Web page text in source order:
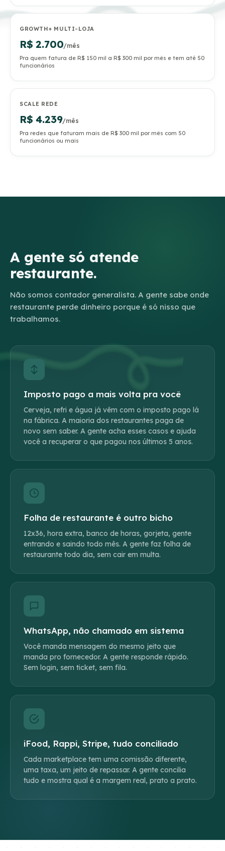
GROWTH+ MULTI-LOJA
R$ 2.700/mês
Pra quem fatura de R$ 150 mil a R$ 300 mil por mês e tem até 50
funcionários
SCALE REDE
R$ 4.239/mês
Pra redes que faturam mais de R$ 300 mil por mês com 50
funcionários ou mais
A gente só atende
restaurante.
Não somos contador generalista. A gente sabe onde
restaurante perde dinheiro porque é só nisso que
trabalhamos.
Imposto pago a mais volta pra você
Cerveja, refri e água já vêm com o imposto pago lá
na fábrica. A maioria dos restaurantes paga de
novo sem saber. A gente acha esses casos e ajuda
você a recuperar o que pagou nos últimos 5 anos.
Folha de restaurante é outro bicho
12x36, hora extra, banco de horas, gorjeta, gente
entrando e saindo todo mês. A gente faz folha de
restaurante todo dia, sem cair em multa.
WhatsApp, não chamado em sistema
Você manda mensagem do mesmo jeito que
manda pro fornecedor. A gente responde rápido.
Sem login, sem ticket, sem fila.
iFood, Rappi, Stripe, tudo conciliado
Cada marketplace tem uma comissão diferente,
uma taxa, um jeito de repassar. A gente concilia
tudo e mostra qual é a margem real, prato a prato.